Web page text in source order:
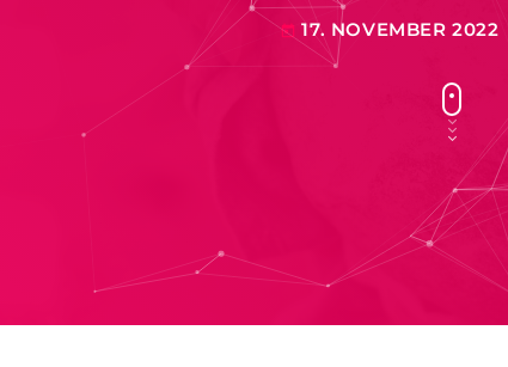
today 17. NOVEMBER 2022